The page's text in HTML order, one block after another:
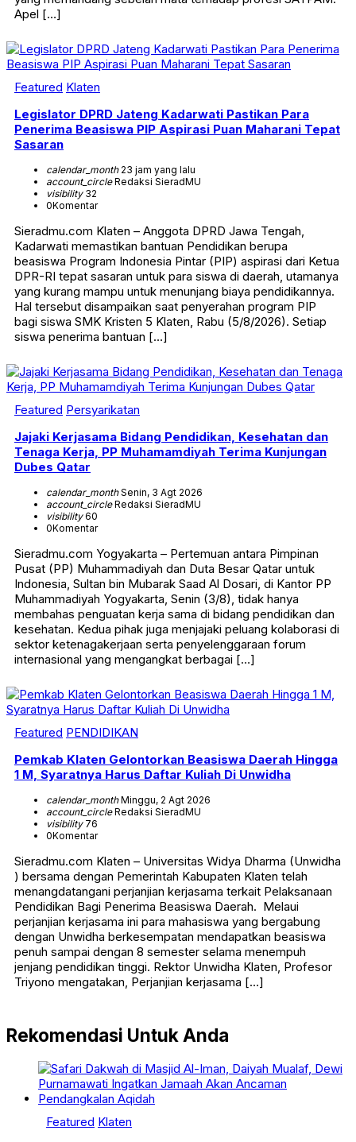
Apel […]
Featured Klaten
Legislator DPRD Jateng Kadarwati Pastikan Para
Penerima Beasiswa PIP Aspirasi Puan Maharani Tepat
Sasaran
calendar_month23 jam yang lalu
account_circleRedaksi SieradMU
visibility32
0Komentar
Sieradmu.com Klaten – Anggota DPRD Jawa Tengah,
Kadarwati memastikan bantuan Pendidikan berupa
beasiswa Program Indonesia Pintar (PIP) aspirasi dari Ketua
DPR-RI tepat sasaran untuk para siswa di daerah, utamanya
yang kurang mampu untuk menunjang biaya pendidikannya.
Hal tersebut disampaikan saat penyerahan program PIP
bagi siswa SMK Kristen 5 Klaten, Rabu (5/8/2026). Setiap
siswa penerima bantuan […]
Featured Persyarikatan
Jajaki Kerjasama Bidang Pendidikan, Kesehatan dan
Tenaga Kerja, PP Muhamamdiyah Terima Kunjungan
Dubes Qatar
calendar_monthSenin, 3 Agt 2026
account_circleRedaksi SieradMU
visibility60
0Komentar
Sieradmu.com Yogyakarta – Pertemuan antara Pimpinan
Pusat (PP) Muhammadiyah dan Duta Besar Qatar untuk
Indonesia, Sultan bin Mubarak Saad Al Dosari, di Kantor PP
Muhammadiyah Yogyakarta, Senin (3/8), tidak hanya
membahas penguatan kerja sama di bidang pendidikan dan
kesehatan. Kedua pihak juga menjajaki peluang kolaborasi di
sektor ketenagakerjaan serta penyelenggaraan forum
internasional yang mengangkat berbagai […]
Featured PENDIDIKAN
Pemkab Klaten Gelontorkan Beasiswa Daerah Hingga
1 M, Syaratnya Harus Daftar Kuliah Di Unwidha
calendar_monthMinggu, 2 Agt 2026
account_circleRedaksi SieradMU
visibility76
0Komentar
Sieradmu.com Klaten – Universitas Widya Dharma (Unwidha
) bersama dengan Pemerintah Kabupaten Klaten telah
menangdatangani perjanjian kerjasama terkait Pelaksanaan
Pendidikan Bagi Penerima Beasiswa Daerah. Melaui
perjanjian kerjasama ini para mahasiswa yang bergabung
dengan Unwidha berkesempatan mendapatkan beasiswa
penuh sampai dengan 8 semester selama menempuh
jenjang pendidikan tinggi. Rektor Unwidha Klaten, Profesor
Triyono mengatakan, Perjanjian kerjasama […]
Rekomendasi Untuk Anda
Featured Klaten